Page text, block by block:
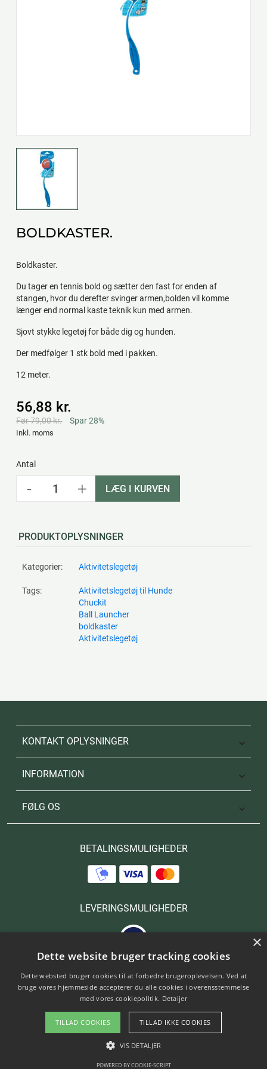
BOLDKASTER.
Boldkaster.
Du tager en tennis bold og sætter den fast for enden af
stangen, hvor du derefter svinger armen,bolden vil komme
længer end normal kaste teknik kun med armen.
Sjovt stykke legetøj for både dig og hunden.
Der medfølger 1 stk bold med i pakken.
12 meter.
56,88 kr.
Før 79,00 kr. Spar 28%
Inkl. moms
Antal
- + LÆG I KURVEN
PRODUKTOPLYSNINGER
Kategorier: Aktivitetslegetøj
Tags:
Aktivitetslegetøj til Hunde
Chuckit
Ball Launcher
boldkaster
Aktivitetslegetøj
KONTAKT OPLYSNINGER 
INFORMATION 
FØLG OS 
BETALINGSMULIGHEDER
LEVERINGSMULIGHEDER
Dette website bruger tracking cookies
Dette websted bruger cookies til at forbedre brugeroplevelsen. Ved at
bruge vores hjemmeside accepterer du alle cookies i overensstemmelse
med vores cookiepolitik. Detaljer
TILLAD COOKIES TILLAD IKKE COOKIES
VIS DETALJER
POWERED BY COOKIE-SCRIPT
×